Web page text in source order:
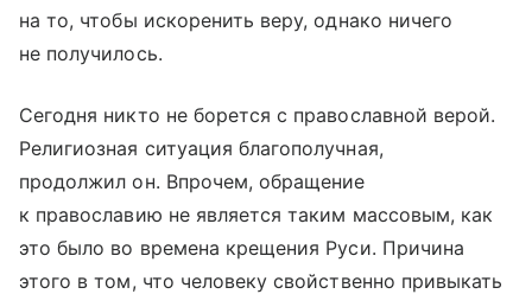
на то, чтобы искоренить веру, однако ничего
не получилось.
Сегодня никто не борется с православной верой.
Религиозная ситуация благополучная,
продолжил он. Впрочем, обращение
к православию не является таким массовым, как
это было во времена крещения Руси. Причина
этого в том, что человеку свойственно привыкать